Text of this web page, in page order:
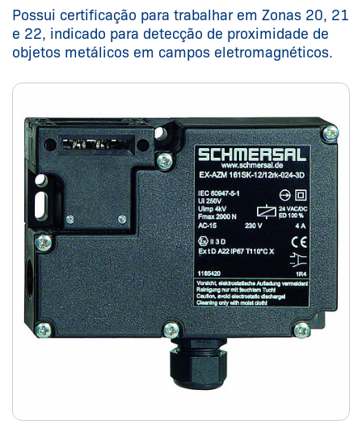
Possui certificação para trabalhar em Zonas 20, 21
e 22, indicado para detecção de proximidade de
objetos metálicos em campos eletromagnéticos.